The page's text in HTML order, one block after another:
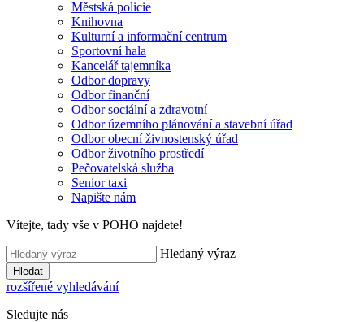
Městská policie
Knihovna
Kulturní a informační centrum
Sportovní hala
Kancelář tajemníka
Odbor dopravy
Odbor finanční
Odbor sociální a zdravotní
Odbor územního plánování a stavební úřad
Odbor obecní živnostenský úřad
Odbor životního prostředí
Pečovatelská služba
Senior taxi
Napište nám
Vítejte, tady vše v POHO najdete!
Hledaný výraz
Hledat
rozšířené vyhledávání
Sledujte nás